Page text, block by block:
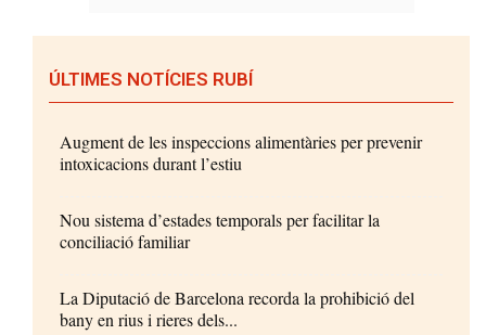
ÚLTIMES NOTÍCIES RUBÍ
Augment de les inspeccions alimentàries per prevenir
intoxicacions durant l’estiu
Nou sistema d’estades temporals per facilitar la
conciliació familiar
La Diputació de Barcelona recorda la prohibició del
bany en rius i rieres dels...